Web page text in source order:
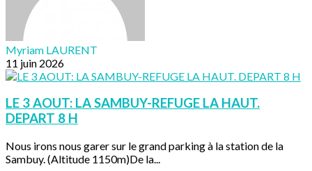
Myriam LAURENT
11 juin 2026
LE 3 AOUT: LA SAMBUY-REFUGE LA HAUT.
DEPART 8 H
Nous irons nous garer sur le grand parking à la station de la
Sambuy. (Altitude 1150m)De la...